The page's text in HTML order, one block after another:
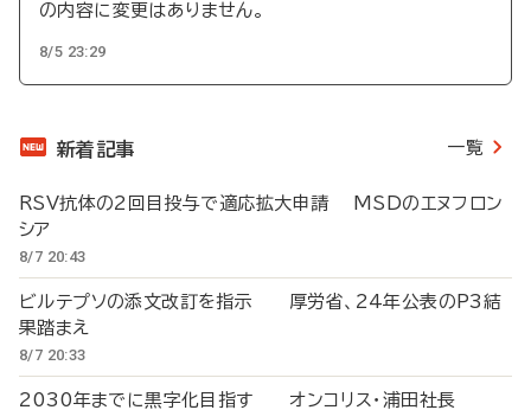
の内容に変更はありません。
8/5 23:29
新着記事 一覧
RSV抗体の2回目投与で適応拡大申請 MSDのエヌフロン
シア
8/7 20:43
ビルテプソの添文改訂を指示 厚労省、24年公表のP3結
果踏まえ
8/7 20:33
2030年までに黒字化目指す オンコリス・浦田社長